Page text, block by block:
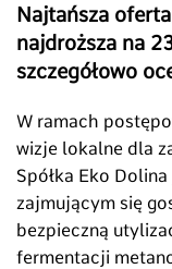
Najtańsza
najdroższa na
szczegółowo
W ramach
wizje lokalne dla
Spółka Eko
zajmującym się
bezpieczną
fermentacji